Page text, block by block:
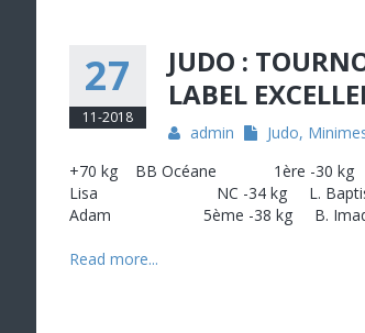
27
11-2018
JUDO :
LABEL
admin Judo,
+70 kg BB Océane 1ère
Lisa NC -34 kg L.
Adam 5ème -38 kg B.
Read more...